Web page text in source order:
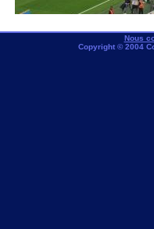
Nous
Copyright © 2004